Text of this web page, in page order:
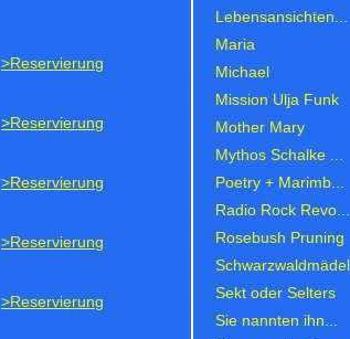
>Reservierung
>Reservierung
>Reservierung
>Reservierung
>Reservierung
Lebensansichten...
Maria
Michael
Mission Ulja Funk
Mother Mary
Mythos Schalke ...
Poetry + Marimb...
Radio Rock Revo...
Rosebush Pruning
Schwarzwaldmädel
Sekt oder Selters
Sie nannten ihn...